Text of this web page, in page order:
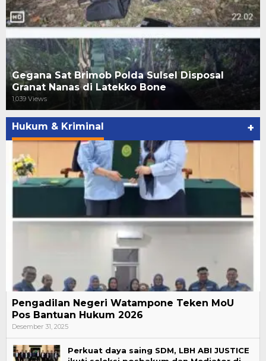
Gegana Sat Brimob Polda Sulsel Disposal
Granat Nanas di Latekko Bone
1,039 Views
Hukum & Kriminal +
Pengadilan Negeri Watampone Teken MoU
Pos Bantuan Hukum 2026
Desember 31, 2025
Perkuat daya saing SDM, LBH ABI JUSTICE